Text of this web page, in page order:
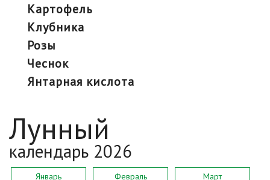
картофель
клубника
розы
чеснок
янтарная кислота
Лунный
календарь 2026
Январь Февраль Март